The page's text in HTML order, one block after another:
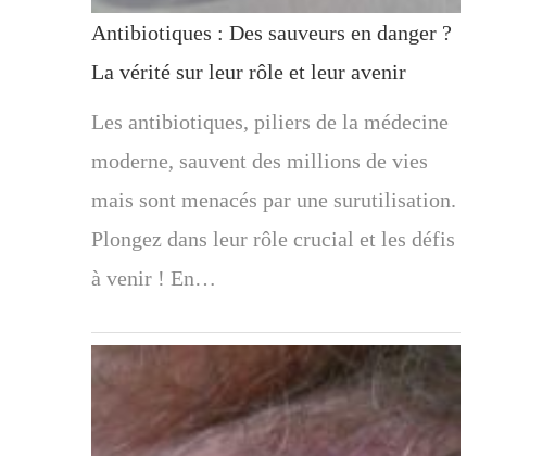
Antibiotiques : Des sauveurs en danger ?
La vérité sur leur rôle et leur avenir
Les antibiotiques, piliers de la médecine
moderne, sauvent des millions de vies
mais sont menacés par une surutilisation.
Plongez dans leur rôle crucial et les défis
à venir ! En…